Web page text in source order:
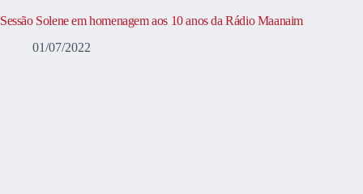
Sessão Solene em homenagem aos 10 anos da Rádio Maanaim
01/07/2022